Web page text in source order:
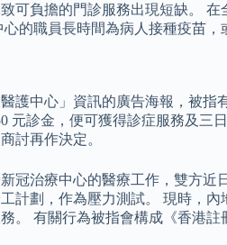
可負擔的門診服務出現短缺。
的職員長時間為病人接種疫苗
護中心」資訊的廣告海報，被
診金，便可獲得診症服務及
討再作決定。
冠治療中心的醫療工作，雙方
計劃，作為壓力測試。 現時，
。 有關行為被指會構成《香港